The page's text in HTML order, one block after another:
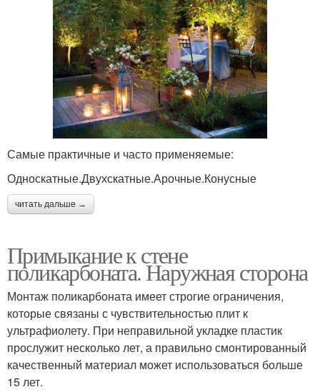
Самые практичные и часто применяемые:
Односкатные.Двухскатные.Арочные.Конусные
читать дальше →
Примыкание к стене
поликарбоната. Наружная сторона
Монтаж поликарбоната имеет строгие ограничения,
которые связаны с чувствительностью плит к
ультрафиолету. При неправильной укладке пластик
прослужит несколько лет, а правильно смонтированный
качественный материал может использоваться больше
15 лет.